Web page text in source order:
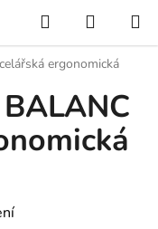
Hledat
KOŠÍK
ergonomická